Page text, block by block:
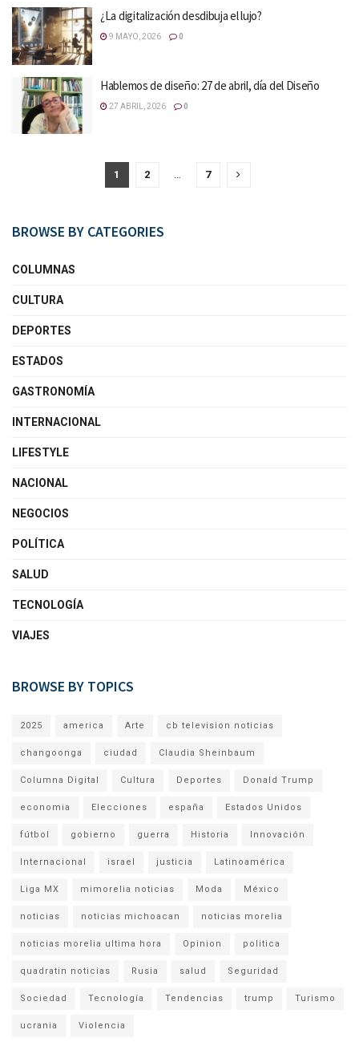
¿La digitalización desdibuja el lujo?
9 MAYO, 2026 0
Hablemos de diseño: 27 de abril, día del Diseño
27 ABRIL, 2026 0
1 2 … 7
BROWSE BY CATEGORIES
COLUMNAS
CULTURA
DEPORTES
ESTADOS
GASTRONOMÍA
INTERNACIONAL
LIFESTYLE
NACIONAL
NEGOCIOS
POLÍTICA
SALUD
TECNOLOGÍA
VIAJES
BROWSE BY TOPICS
2025 america Arte cb television noticias
changoonga ciudad Claudia Sheinbaum
Columna Digital Cultura Deportes Donald Trump
economia Elecciones españa Estados Unidos
fútbol gobierno guerra Historia Innovación
Internacional israel justicia Latinoamérica
Liga MX mimorelia noticias Moda México
noticias noticias michoacan noticias morelia
noticias morelia ultima hora Opinion politica
quadratin noticias Rusia salud Seguridad
Sociedad Tecnología Tendencias trump Turismo
ucrania Violencia